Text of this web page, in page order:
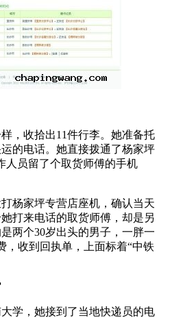
，收拾出11件行李。她准备托
的电话。她直接拨通了杨家坪
人员留了个取货师傅的手机
杨家坪专营店座机，确认当天
打来电话的取货师傅，却是另
两个30岁出头的男子，一胖一
，收到回执单，上面标着“中铁
学，她接到了当地快递员的电